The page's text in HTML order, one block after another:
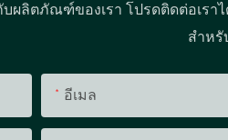
ผลิตภัณฑ์ของเรา โปรดติดต่อเร
สำห
อีเมล